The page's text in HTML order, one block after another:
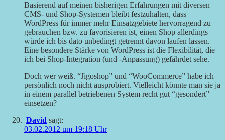
Basierend auf meinen bisherigen Erfahrungen mit diversen
CMS- und Shop-Systemen bleibt festzuhalten, dass
WordPress für immer mehr Einsatzgebiete hervorragend zu
gebrauchen bzw. zu favorisieren ist, einen Shop allerdings
würde ich bis dato unbedingt getrennt davon laufen lassen.
Eine besondere Stärke von WordPress ist die Flexibilität, die
ich bei Shop-Integration (und -Anpassung) gefährdet sehe.
Doch wer weiß. “Jigoshop” und “WooCommerce” habe ich
persönlich noch nicht ausprobiert. Vielleicht könnte man sie ja
in einem parallel betriebenen System recht gut “gesondert”
einsetzen?
David sagt:
03.02.2012 um 19:18 Uhr